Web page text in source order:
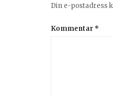
Din e-postadress
Kommentar *